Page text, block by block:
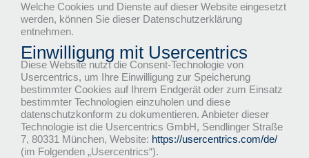
Welche Cookies und Dienste auf dieser Website eingesetzt
werden, können Sie dieser Datenschutzerklärung
entnehmen.
Einwilligung mit Usercentrics
Diese Website nutzt die Consent-Technologie von
Usercentrics, um Ihre Einwilligung zur Speicherung
bestimmter Cookies auf Ihrem Endgerät oder zum Einsatz
bestimmter Technologien einzuholen und diese
datenschutzkonform zu dokumentieren. Anbieter dieser
Technologie ist die Usercentrics GmbH, Sendlinger Straße
7, 80331 München, Website: https://usercentrics.com/de/
(im Folgenden „Usercentrics“).